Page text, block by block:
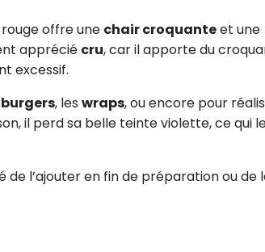
rouge offre une chair croquanteet une
apprécié cru, car il apporte du
excessif.
burgers, les wraps, ou encore pour
il perd sa belle teinte violette, ce qui
de l’ajouter en fin de préparation ou de